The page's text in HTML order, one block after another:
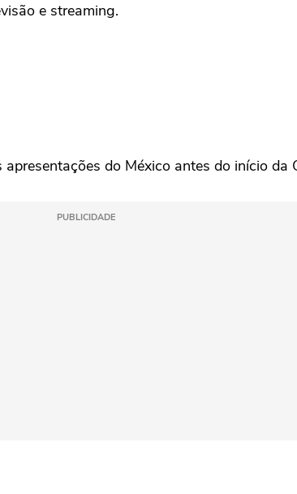
e streaming.
do México antes do início da
PUBLICIDADE